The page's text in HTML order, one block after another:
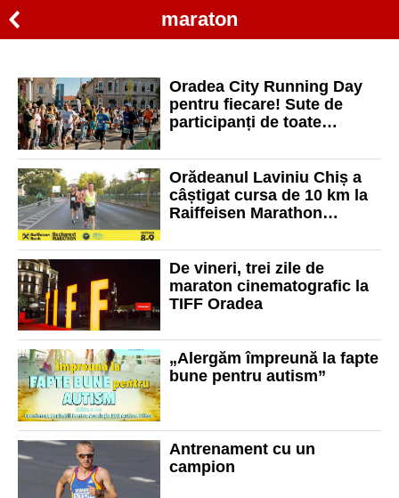
maraton
Oradea City Running Day
pentru fiecare! Sute de
participanți de toate
Orădeanul Laviniu Chiș a
câștigat cursa de 10 km la
Raiffeisen Marathon
De vineri, trei zile de
maraton cinematografic la
TIFF Oradea
„Alergăm împreună la fapte
bune pentru autism”
Antrenament cu un
campion